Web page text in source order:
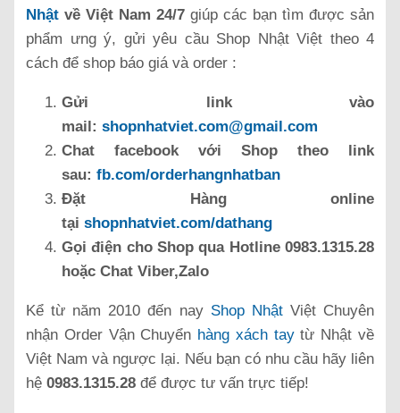
Nhật về Việt Nam 24/7 giúp các bạn tìm được sản
phẩm ưng ý, gửi yêu cầu Shop Nhật Việt theo 4
cách để shop báo giá và order :
Gửi link vào
mail: shopnhatviet.com@gmail.com
Chat facebook với Shop theo link
sau: fb.com/orderhangnhatban
Đặt Hàng online
tại shopnhatviet.com/dathang
Gọi điện cho Shop qua Hotline 0983.1315.28
hoặc Chat Viber,Zalo
Kể từ năm 2010 đến nay Shop NhậtViệt Chuyên
nhận Order Vận Chuyển hàng xách taytừ Nhật về
Việt Nam và ngược lại. Nếu bạn có nhu cầu hãy liên
hệ 0983.1315.28 để được tư vấn trực tiếp!